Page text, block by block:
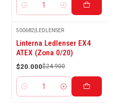
Cantidad
-20%
OFF
500682|LEDLENSER
Linterna Ledlenser EX4
ATEX (Zona 0/20)
$20.000$24.900
Cantidad